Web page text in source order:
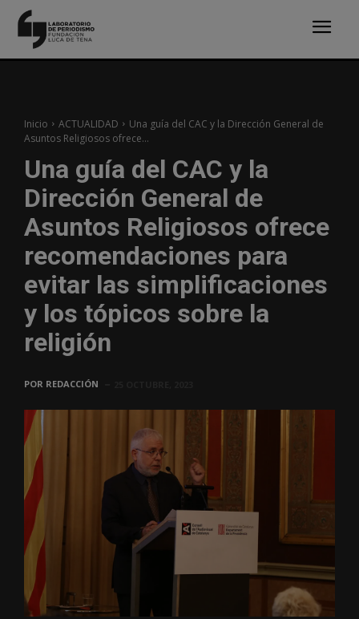
Inicio ACTUALIDAD
Una guía del CAC y la Dirección General de
Asuntos Religiosos ofrece...
Una guía del CAC y la
Dirección General de
Asuntos Religiosos ofrece
recomendaciones para
evitar las simplificaciones
y los tópicos sobre la
religión
POR REDACCIÓN